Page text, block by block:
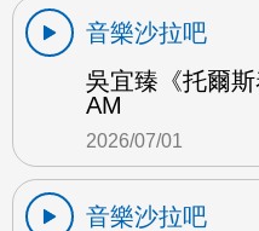
音樂沙拉吧
吳宜臻《托爾
AM
2026/07/01
音樂沙拉吧